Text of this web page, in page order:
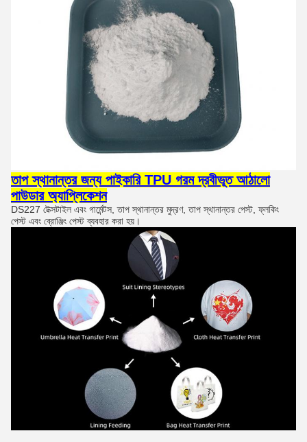
তাপ স্থানান্তর জন্য পাইকারি TPU গরম দ্রবীভূত আঠালো
পাউডার অ্যাপ্লিকেশন
DS227 টেক্সটাইল এবং গার্মেন্টস, তাপ স্থানান্তর মুদ্রণ, তাপ স্থানান্তর পেস্ট, ফ্লকিং
পেস্ট এবং ব্রোঞ্জিং পেস্ট ব্যবহার করা হয়।